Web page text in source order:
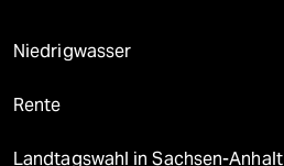
Niedrigwasser
Rente
Landtagswahl in Sachsen-Anhalt